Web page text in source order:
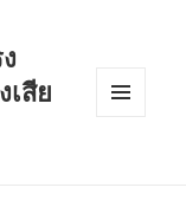
สีย